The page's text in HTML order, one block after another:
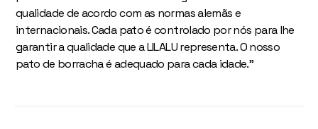
qualidade de acordo com as normas alemãs e
internacionais. Cada pato é controlado por nós para lhe
garantir a qualidade que a LILALU representa. O nosso
pato de borracha é adequado para cada idade.”